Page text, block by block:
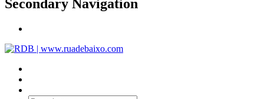
Secondary Navigation